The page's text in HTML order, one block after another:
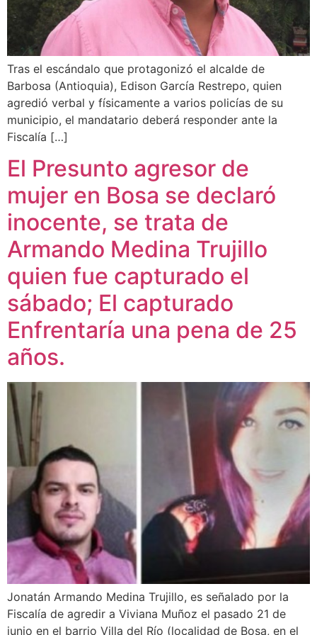
Tras el escándalo que protagonizó el alcalde de
Barbosa (Antioquia), Edison García Restrepo, quien
agredió verbal y físicamente a varios policías de su
municipio, el mandatario deberá responder ante la
Fiscalía […]
El Presunto agresor de
mujer en Bosa se declaró
inocente, se trata de
Armando Medina Trujillo
quien fue capturado el
sábado; El capturado
Enfrentaría una pena de 25
años.
Jonatán Armando Medina Trujillo, es señalado por la
Fiscalía de agredir a Viviana Muñoz el pasado 21 de
junio en el barrio Villa del Río (localidad de Bosa, en el